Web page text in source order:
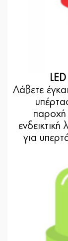
Λάβετε
για